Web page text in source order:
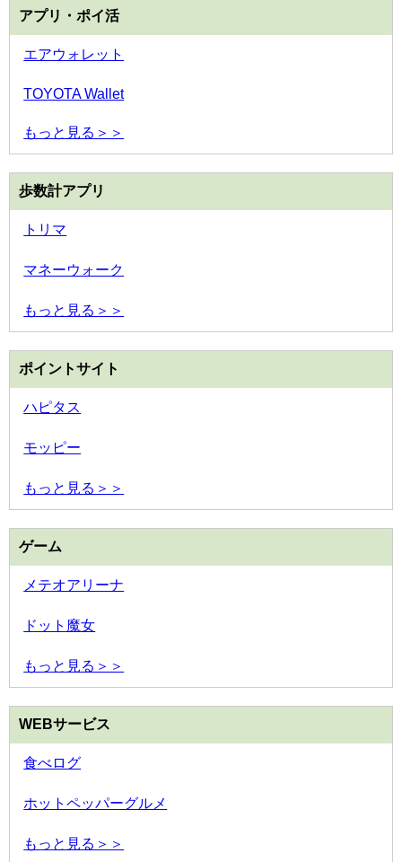
アプリ・ポイ活
エアウォレット
TOYOTA Wallet
もっと見る＞＞
歩数計アプリ
トリマ
マネーウォーク
もっと見る＞＞
ポイントサイト
ハピタス
モッピー
もっと見る＞＞
ゲーム
メテオアリーナ
ドット魔女
もっと見る＞＞
WEBサービス
食べログ
ホットペッパーグルメ
もっと見る＞＞